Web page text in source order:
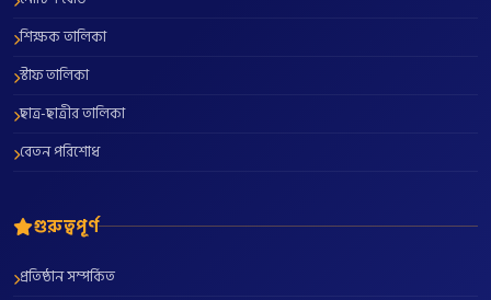
শিক্ষক তালিকা
স্টাফ তালিকা
ছাত্র-ছাত্রীর তালিকা
বেতন পরিশোধ
গুরুত্বপূর্ণ
প্রতিষ্ঠান সম্পর্কিত